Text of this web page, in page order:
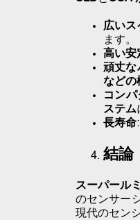
広いス
ます。
高い安
頑丈な
などの
コン
ステム
長寿命
結論
スーパール
のセンサー
現代のセン